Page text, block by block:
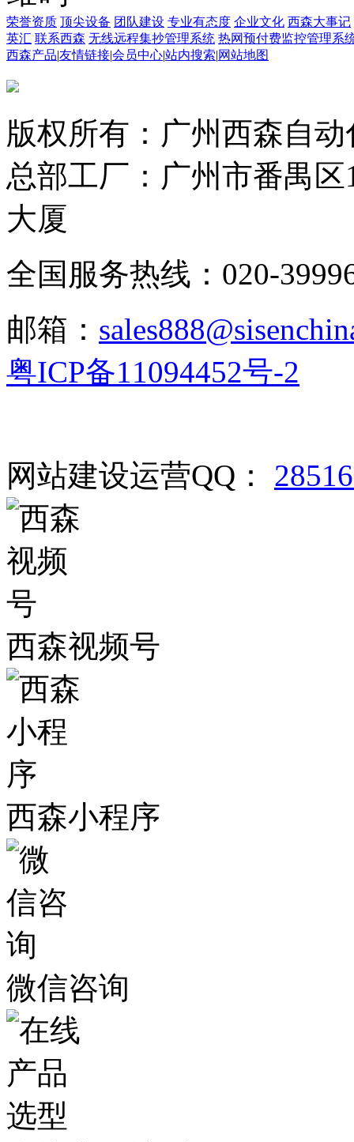
荣誉资质 顶尖设备 团队建设 专业有态度 企业文化 西森大事记
英汇 联系西森 无线远程集抄管理系统 热网预付费监控管理系
西森产品|友情链接|会员中心|站内搜索|网站地图
版权所有：广州西森自
总部工厂：广州市番禺
大厦
全国服务热线：020-
邮箱：
粤ICP备11094452号-2
网站建设运营QQ：
西森视频号
西森小程序
微信咨询